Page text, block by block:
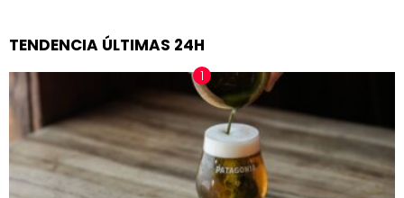
TENDENCIA ÚLTIMAS 24H